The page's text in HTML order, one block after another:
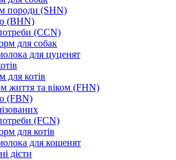
породи (SHN)
(BHN)
(CCN)
для собак
для цуценят
для котів
життя та віком (FHN)
(FBN)
(FCN)
для котів
для кошенят
дієти